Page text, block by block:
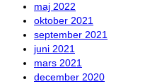
maj 2022
oktober 2021
september 2021
juni 2021
mars 2021
december 2020